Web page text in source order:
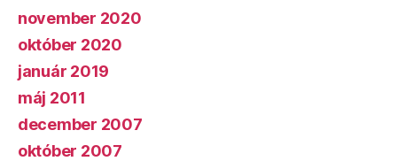
november 2020
október 2020
január 2019
máj 2011
december 2007
október 2007